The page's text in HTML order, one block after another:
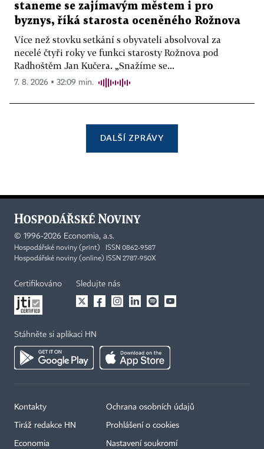
staneme se zajímavým městem i pro
byznys, říká starosta oceněného Rožnova
Více než stovku setkání s obyvateli absolvoval za
necelé čtyři roky ve funkci starosty Rožnova pod
Radhoštěm Jan Kučera. „Snažíme se...
7. 8. 2026 ▪ 32:09 min.
DALŠÍ ZPRÁVY
© 1996-2026 Economia, a.s.
Hospodářské noviny (print) ISSN 0862-9587
Hospodářské noviny (online) ISSN 2787-950X
Certifikováno Sledujte nás
Stáhněte si aplikaci HN
Kontakty
Tiráž redakce HN
Economia
Ochrana osobních údajů
Prohlášení o cookies
Nastavení soukromí